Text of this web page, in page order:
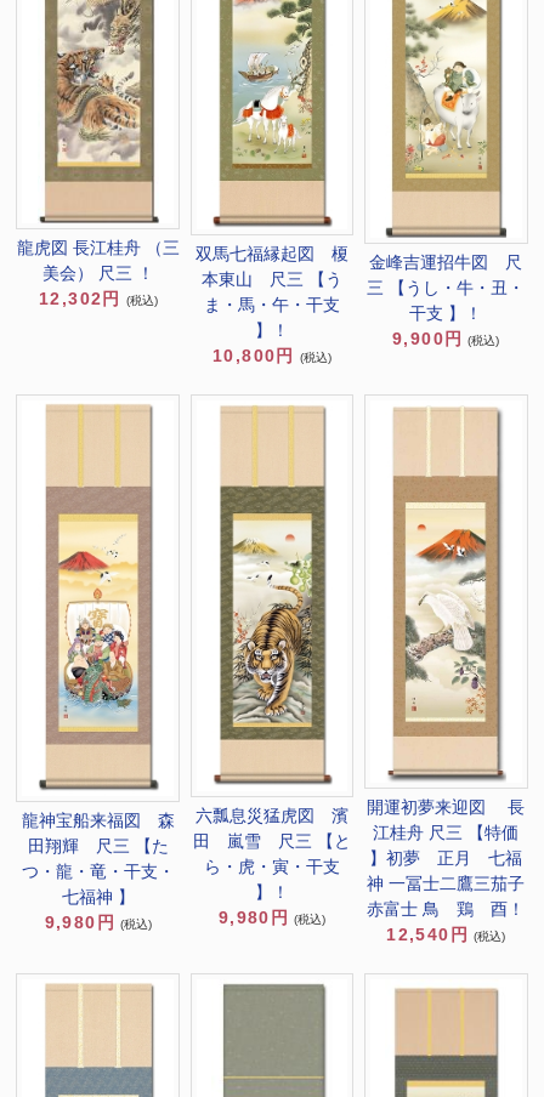
龍虎図 長江桂舟 （三
美会） 尺三 ！
12,302円
(税込)
双馬七福縁起図 榎
本東山 尺三 【う
ま・馬・午・干支
】！
10,800円
(税込)
金峰吉運招牛図 尺
三 【うし・牛・丑・
干支 】！
9,900円
(税込)
龍神宝船来福図 森
田翔輝 尺三 【た
つ・龍・竜・干支・
七福神 】
9,980円 (税込)
六瓢息災猛虎図 濱
田 嵐雪 尺三 【と
ら・虎・寅・干支
】！
9,980円
(税込)
開運初夢来迎図 長
江桂舟 尺三 【特価
】初夢 正月 七福
神 一冨士二鷹三茄子
赤富士 鳥 鶏 酉！
12,540円
(税込)